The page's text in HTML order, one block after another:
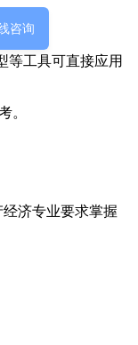
等工具可直接应用
。
济专业要求掌握
咨询